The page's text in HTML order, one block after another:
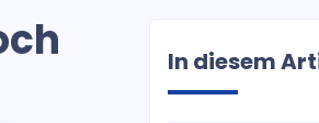
In diesem